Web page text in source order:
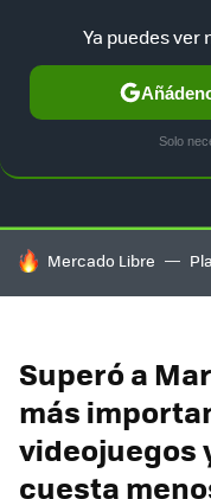
HOY SE HABLA DE
Mercado Libre
Superó a
más
videojuegos
cuesta
Ya puedes ver
Solo